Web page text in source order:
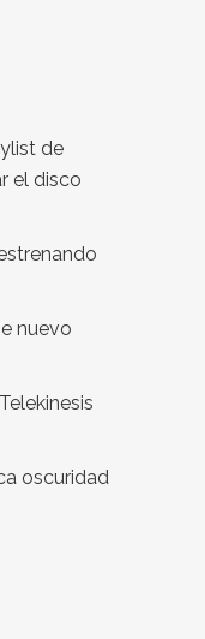
de
el disco
nuevo
oscuridad